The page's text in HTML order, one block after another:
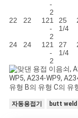
-
2
22 22 121
-
2
25
1/4
24 24 121
-
2
27
1/4
자동용접기 butt